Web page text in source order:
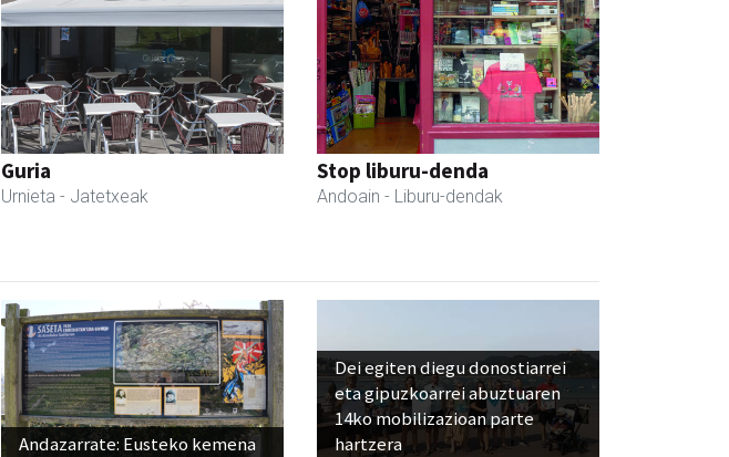
Guria
Urnieta - Jatetxeak
Stop liburu-denda
Andoain - Liburu-dendak
Andazarrate: Eusteko kemena
Dei egiten diegu donostiarrei
eta gipuzkoarrei abuztuaren
14ko mobilizazioan parte
hartzera